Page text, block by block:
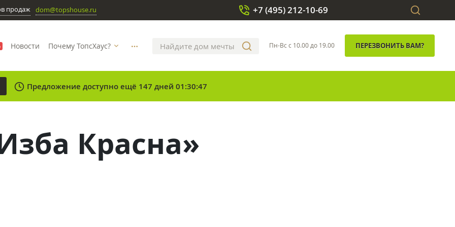
продаж dom@topshouse.ru
Новости Почему ТопсХаус? more_horizontal
+7 (495) 212-10-69
Пн-Вс с 10.00 до 19.00 ПЕРЕЗВОНИТЬ ВАМ?
clock Предложение доступно ещё 147 дней 01:30:47
Красна»